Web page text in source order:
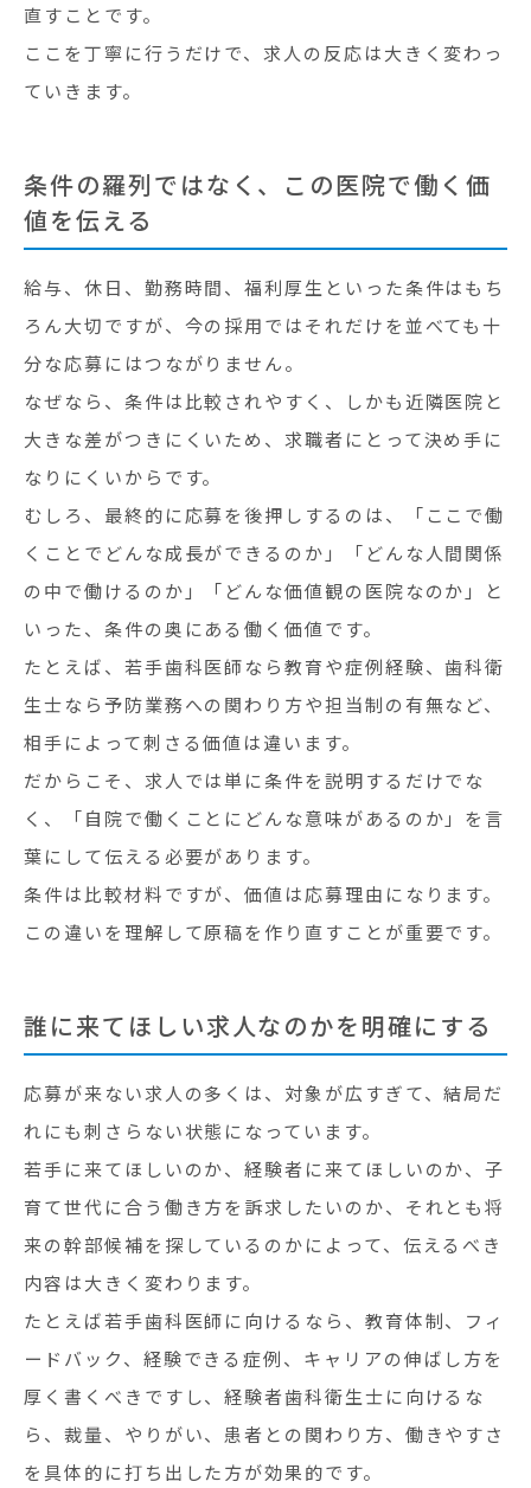
直すことです。
ここを丁寧に行うだけで、求人の反応は大きく変わっ
ていきます。
条件の羅列ではなく、この医院で働く価
値を伝える
給与、休日、勤務時間、福利厚生といった条件はもち
ろん大切ですが、今の採用ではそれだけを並べても十
分な応募にはつながりません。
なぜなら、条件は比較されやすく、しかも近隣医院と
大きな差がつきにくいため、求職者にとって決め手に
なりにくいからです。
むしろ、最終的に応募を後押しするのは、「ここで働
くことでどんな成長ができるのか」「どんな人間関係
の中で働けるのか」「どんな価値観の医院なのか」と
いった、条件の奥にある働く価値です。
たとえば、若手歯科医師なら教育や症例経験、歯科衛
生士なら予防業務への関わり方や担当制の有無など、
相手によって刺さる価値は違います。
だからこそ、求人では単に条件を説明するだけでな
く、「自院で働くことにどんな意味があるのか」を言
葉にして伝える必要があります。
条件は比較材料ですが、価値は応募理由になります。
この違いを理解して原稿を作り直すことが重要です。
誰に来てほしい求人なのかを明確にする
応募が来ない求人の多くは、対象が広すぎて、結局だ
れにも刺さらない状態になっています。
若手に来てほしいのか、経験者に来てほしいのか、子
育て世代に合う働き方を訴求したいのか、それとも将
来の幹部候補を探しているのかによって、伝えるべき
内容は大きく変わります。
たとえば若手歯科医師に向けるなら、教育体制、フィ
ードバック、経験できる症例、キャリアの伸ばし方を
厚く書くべきですし、経験者歯科衛生士に向けるな
ら、裁量、やりがい、患者との関わり方、働きやすさ
を具体的に打ち出した方が効果的です。